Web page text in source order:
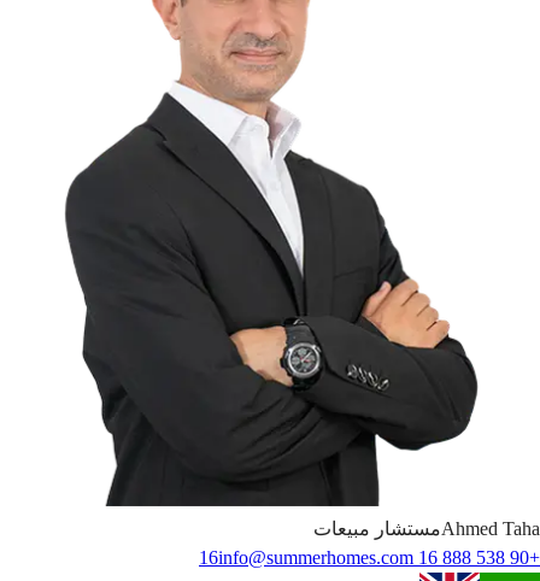
Ahmed Taha
مستشار مبيعات
+90 538 888 16 16
info@summerhomes.com